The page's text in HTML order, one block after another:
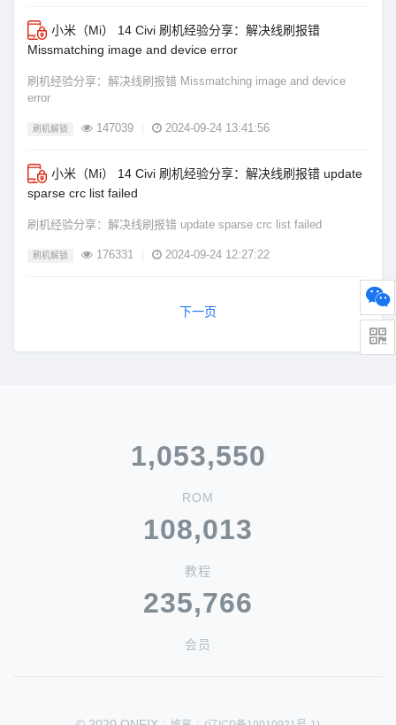
小米（Mi） 14 Civi 刷机经验分享：解决线刷报错
Missmatching image and device error
刷机经验分享：解决线刷报错 Missmatching image and device
error
刷机解锁 147039 2024-09-24 13:41:56
小米（Mi） 14 Civi 刷机经验分享：解决线刷报错 update
sparse crc list failed
刷机经验分享：解决线刷报错 update sparse crc list failed
刷机解锁 176331 2024-09-24 12:27:22
下一页
1,053,550
ROM
108,013
教程
235,766
会员